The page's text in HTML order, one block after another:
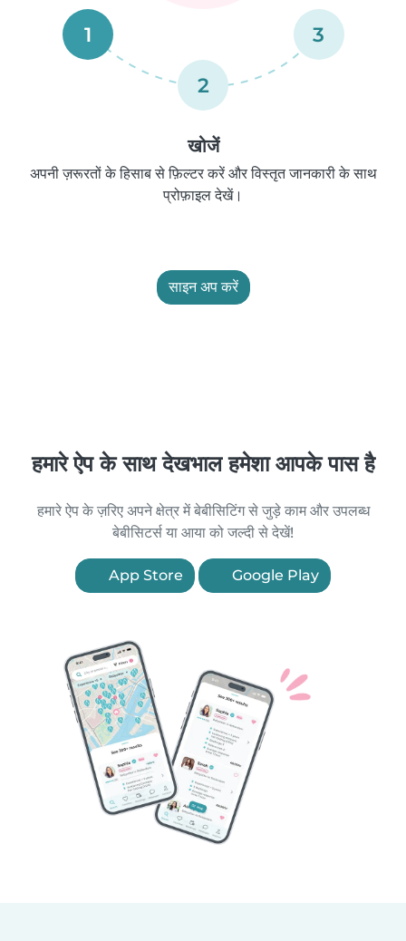
1
2
3
खोजें
अपनी ज़रूरतों के हिसाब से फ़िल्टर करें और विस्तृत जानकारी के साथ
प्रोफ़ाइल देखें।
साइन अप करें
हमारे ऐप के साथ देखभाल हमेशा आपके पास है
हमारे ऐप के ज़रिए अपने क्षेत्र में बेबीसिटिंग से जुड़े काम और उपलब्ध
बेबीसिटर्स या आया को जल्दी से देखें!
App Store Google Play